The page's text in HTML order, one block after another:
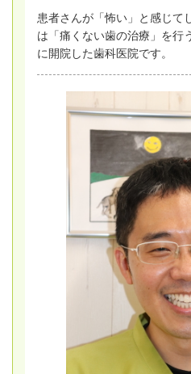
患者さんが「怖い」と感じ
は「痛くない歯の治療」を行
に開院した歯科医院です。